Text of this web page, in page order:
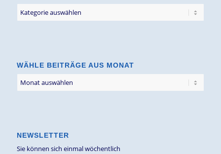
Blogbeiträge
WÄHLE BEITRÄGE AUS MONAT
NEWSLETTER
Sie können sich einmal wöchentlich